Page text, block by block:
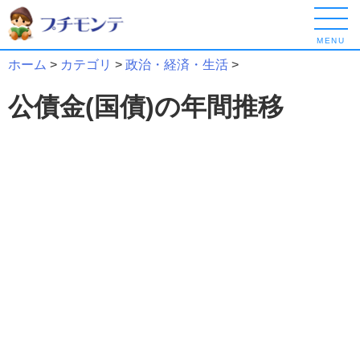
MENU
ホーム > カテゴリ > 政治・経済・生活 >
公債金(国債)の年間推移